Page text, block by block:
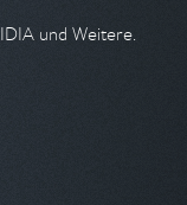
und Weitere.